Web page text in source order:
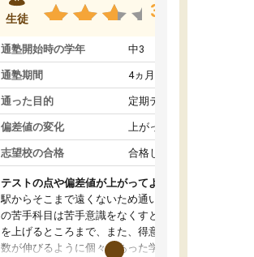
生徒 3.8
通塾開始時の学年 中3
通塾期間 4ヵ月～1年未満
通った目的 定期テスト対策
偏差値の変化 上がった
志望校の合格 合格した
テストの点や偏差値が上がってよかった
駅からそこまで遠くないため通いやすく、自分
の苦手科目は苦手意識をなくすところから成績
を上げるところまで、また、得意科目はより点
数が伸びるように個々にあった学習方法で教え